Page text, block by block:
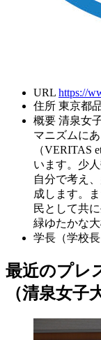
URL https://
住所 東京都
概要 清泉女
マニズムに
（VERITAS
います。少
自分で考え
成します。
民として共
緑ゆたかな
学長（学校長
最近のプレ
（清泉女子